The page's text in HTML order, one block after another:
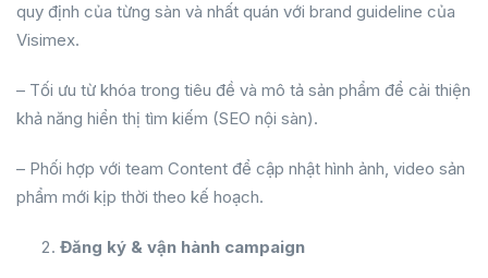
quy định của từng sàn và nhất quán với brand guideline của
Visimex.
– Tối ưu từ khóa trong tiêu đề và mô tả sản phẩm để cải thiện
khả năng hiển thị tìm kiếm (SEO nội sàn).
– Phối hợp với team Content để cập nhật hình ảnh, video sản
phẩm mới kịp thời theo kế hoạch.
Đăng ký & vận hành campaign